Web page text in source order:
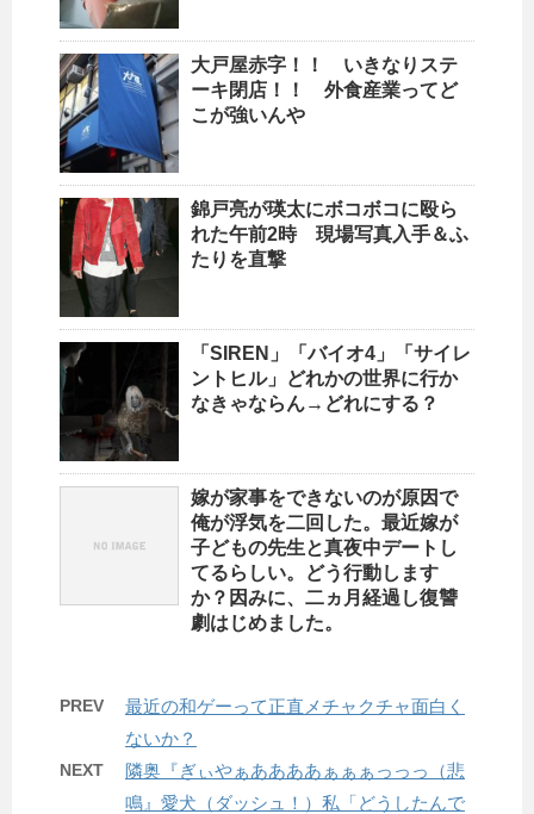
大戸屋赤字！！ いきなりステ
ーキ閉店！！ 外食産業ってど
こが強いんや
錦戸亮が瑛太にボコボコに殴ら
れた午前2時 現場写真入手＆ふ
たりを直撃
「SIREN」「バイオ4」「サイレ
ントヒル」どれかの世界に行か
なきゃならん→どれにする？
嫁が家事をできないのが原因で
俺が浮気を二回した。最近嫁が
子どもの先生と真夜中デートし
てるらしい。どう行動します
か？因みに、二ヵ月経過し復讐
劇はじめました。
PREV
最近の和ゲーって正直メチャクチャ面白く
ないか？
NEXT
隣奥『ぎぃやぁああああぁぁぁっっっ（悲
鳴』愛犬（ダッシュ！）私「どうしたんで